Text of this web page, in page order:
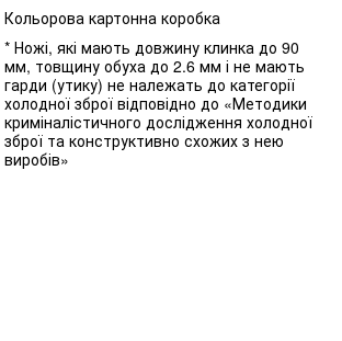
Кольорова картонна коробка
* Ножі, які мають довжину клинка до 90
мм, товщину обуха до 2.6 мм і не мають
гарди (утику) не належать до категорії
холодної зброї відповідно до «Методики
криміналістичного дослідження холодної
зброї та конструктивно схожих з нею
виробів»